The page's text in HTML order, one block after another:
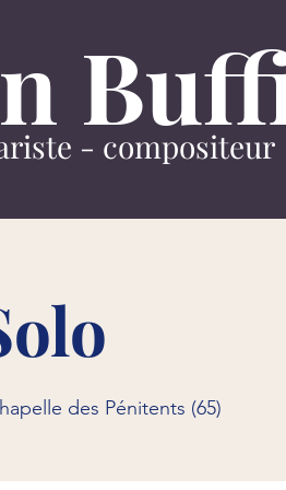
- compositeur
des Pénitents (65)